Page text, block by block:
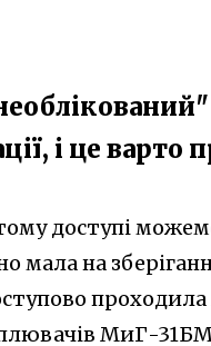
і це варто
доступі
мала на
проходила
МиГ-